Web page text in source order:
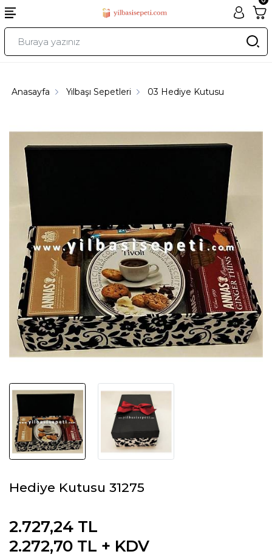
Anasayfa Yılbaşı Sepetleri 03 Hediye Kutusu
Hediye Kutusu 31275
2.272,70 TL + KDV
2.727,24 TL